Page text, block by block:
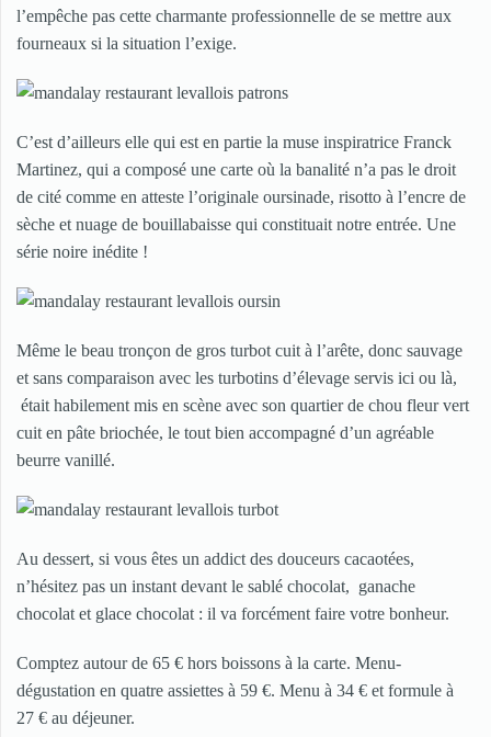
l’empêche pas cette charmante professionnelle de se mettre aux
fourneaux si la situation l’exige.
C’est d’ailleurs elle qui est en partie la muse inspiratrice Franck
Martinez, qui a composé une carte où la banalité n’a pas le droit
de cité comme en atteste l’originale oursinade, risotto à l’encre de
sèche et nuage de bouillabaisse qui constituait notre entrée. Une
série noire inédite !
Même le beau tronçon de gros turbot cuit à l’arête, donc sauvage
et sans comparaison avec les turbotins d’élevage servis ici ou là,
était habilement mis en scène avec son quartier de chou fleur vert
cuit en pâte briochée, le tout bien accompagné d’un agréable
beurre vanillé.
Au dessert, si vous êtes un addict des douceurs cacaotées,
n’hésitez pas un instant devant le sablé chocolat, ganache
chocolat et glace chocolat : il va forcément faire votre bonheur.
Comptez autour de 65 € hors boissons à la carte. Menu-
dégustation en quatre assiettes à 59 €. Menu à 34 € et formule à
27 € au déjeuner.